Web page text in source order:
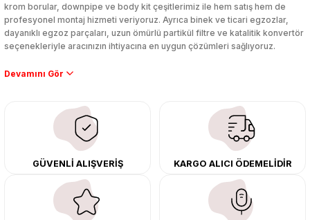
krom borular, downpipe ve body kit çeşitlerimiz ile hem satış hem de
profesyonel montaj hizmeti veriyoruz. Ayrıca binek ve ticari egzozlar,
dayanıklı egzoz parçaları, uzun ömürlü partikül filtre ve katalitik konvertör
seçenekleriyle aracınızın ihtiyacına en uygun çözümleri sağlıyoruz.
Performans artışı isteyen sürücüler için özel performans egzozları ve
çıkma orijinal ürünler ile yenileyebilir, body kit uygulamalarıyla aracınızın
tasarımını ve aerodinamisini üst seviyeye taşıyabilirsiniz.
Tüm ürünlerimiz orijinal, dayanıklı ve uzun ömürlüdür. İstanbul’daki montaj
merkezimizde profesyonel montaj yapıyor, Türkiye’nin her yerine güvenli
kargo ile teslimat gerçekleştiriyoruz. Aracınıza değer katmak için doğru
adres: Egzoz Sepeti.
GÜVENLİ ALIŞVERİŞ KARGO ALICI ÖDEMELİDİR